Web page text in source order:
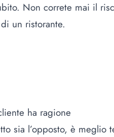
Non correte mai il
un ristorante.
ha ragione
sia l’opposto, è